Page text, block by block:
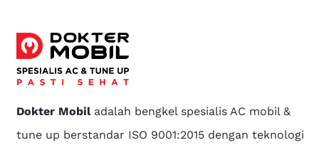
Dokter Mobiladalah bengkel spesialis AC mobil &
tune up berstandar ISO 9001:2015 dengan teknologi